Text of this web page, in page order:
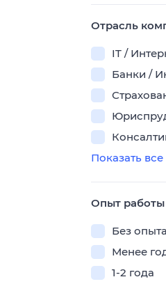
Отрасль
IT /
Банки /
Показать все
Опыт работы
Без опыта
Менее
1-2 года